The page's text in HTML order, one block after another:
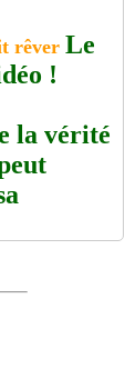
rêver Le
!
la vérité